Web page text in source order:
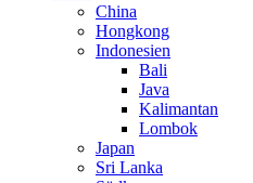
China
Hongkong
Indonesien
Bali
Java
Kalimantan
Lombok
Japan
Sri Lanka